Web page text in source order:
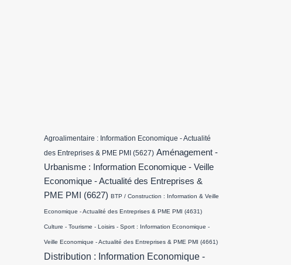
Agroalimentaire : Information Economique - Actualité
des Entreprises & PME PMI (5627) Aménagement -
Urbanisme : Information Economique - Veille
Economique - Actualité des Entreprises &
PME PMI
(6627) BTP / Construction : Information & Veille
Economique - Actualité des Entreprises & PME PMI (4631)
Culture - Tourisme - Loisirs - Sport : Information Economique -
Veille Economique - Actualité des Entreprises & PME PMI (4661)
Distribution : Information Economique -